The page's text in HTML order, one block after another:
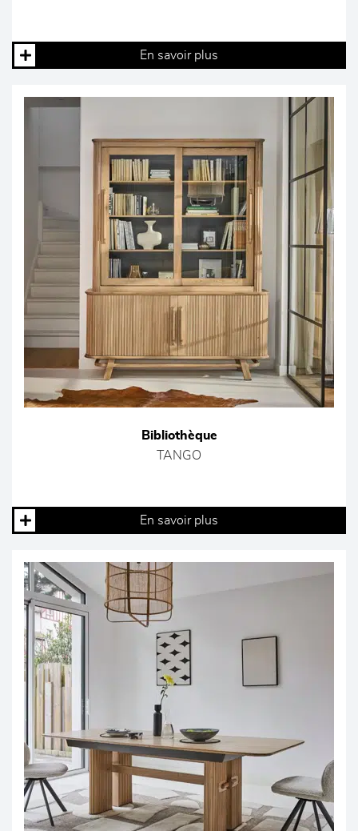
En savoir plus
Bibliothèque
TANGO
En savoir plus